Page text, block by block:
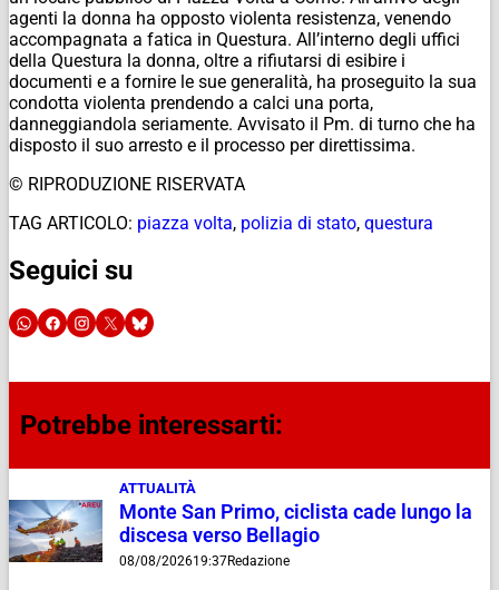
agenti la donna ha opposto violenta resistenza, venendo
accompagnata a fatica in Questura. All’interno degli uffici
della Questura la donna, oltre a rifiutarsi di esibire i
documenti e a fornire le sue generalità, ha proseguito la sua
condotta violenta prendendo a calci una porta,
danneggiandola seriamente. Avvisato il Pm. di turno che ha
disposto il suo arresto e il processo per direttissima.
© RIPRODUZIONE RISERVATA
TAG ARTICOLO: piazza volta, polizia di stato, questura
Seguici su
Potrebbe interessarti:
ATTUALITÀ
Monte San Primo, ciclista cade lungo la
discesa verso Bellagio
08/08/202619:37Redazione